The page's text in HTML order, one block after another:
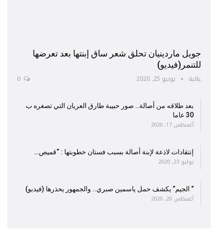
جويل ماردينيان تحلق شعر ساق إبنتها بعد تعرضها
للتنمر(فيديو)
عالية يونيو 25, 2020
بعد طلاقه من أصالة.. صور حبيبة طارق العريان التي تصغره ب
30 عاما
أغسطس 17, 2020
إنتقادات لاذعة لإبنة أصالة بسبب فستان خطوبتها : “قميص…
يوليو 23, 2020
” الجيم” يكشف حمل ياسمين صبري.. والجمهور يحذرها (فيديو)
أغسطس 20, 2020